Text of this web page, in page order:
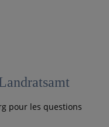
pour les questions